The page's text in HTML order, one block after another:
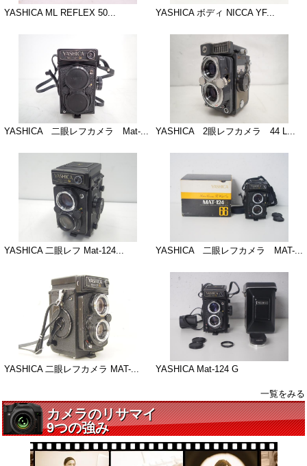
YASHICA ML REFLEX 50... YASHICA ボディ NICCA YF...
YASHICA 二眼レフカメラ Mat-... YASHICA 2眼レフカメラ 44 L...
YASHICA 二眼レフ Mat-124... YASHICA 二眼レフカメラ MAT-...
YASHICA 二眼レフカメラ MAT-... YASHICA Mat-124 G
一覧をみる